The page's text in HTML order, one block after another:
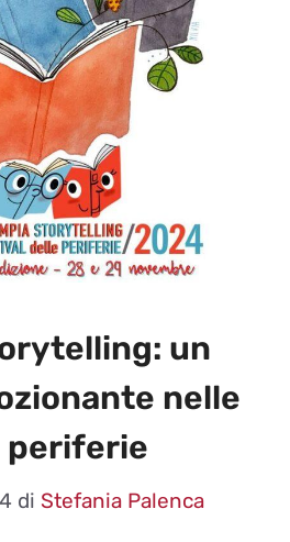
un
nelle
periferie
di Stefania Palenca